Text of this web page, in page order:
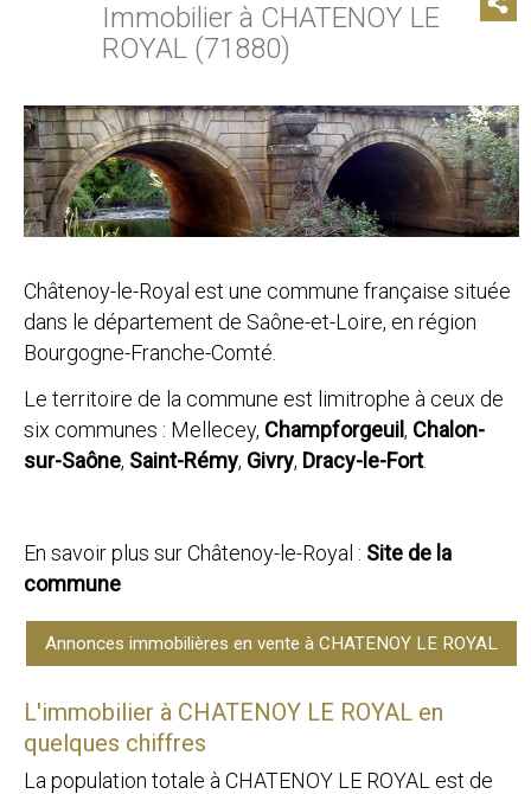
Immobilier à CHATENOY LE
ROYAL (71880)
Châtenoy-le-Royal est une commune française située
dans le département de Saône-et-Loire, en région
Bourgogne-Franche-Comté.
Le territoire de la commune est limitrophe à ceux de
six communes : Mellecey, Champforgeuil, Chalon-
sur-Saône, Saint-Rémy, Givry, Dracy-le-Fort.
En savoir plus sur Châtenoy-le-Royal : Site de la
commune
Annonces immobilières en vente à CHATENOY LE ROYAL
L'immobilier à CHATENOY LE ROYAL en
quelques chiffres
La population totale à CHATENOY LE ROYAL est de